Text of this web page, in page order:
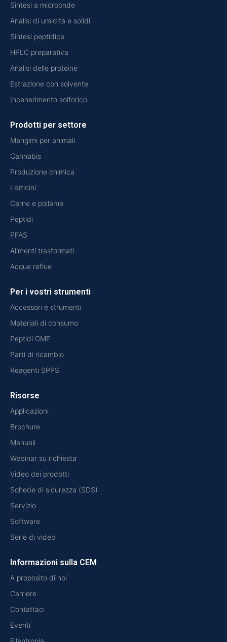
Sintesi a microonde
Analisi di umidità e solidi
Sintesi peptidica
HPLC preparativa
Analisi delle proteine
Estrazione con solvente
Incenerimento solforico
Prodotti per settore
Mangimi per animali
Cannabis
Produzione chimica
Latticini
Carne e pollame
Peptidi
PFAS
Alimenti trasformati
Acque reflue
Per i vostri strumenti
Accessori e strumenti
Materiali di consumo
Peptidi GMP
Parti di ricambio
Reagenti SPPS
Risorse
Applicazioni
Brochure
Manuali
Webinar su richiesta
Video dei prodotti
Schede di sicurezza (SDS)
Servizio
Software
Serie di video
Informazioni sulla CEM
A proposito di noi
Carriere
Contattaci
Eventi